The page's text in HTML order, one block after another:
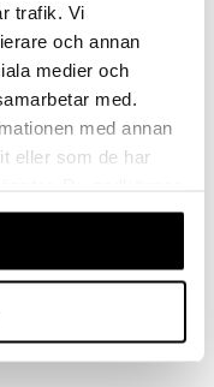
trafik. Vi
och annan
medier och
med.
med annan
eller som de har
av vår webbplats.